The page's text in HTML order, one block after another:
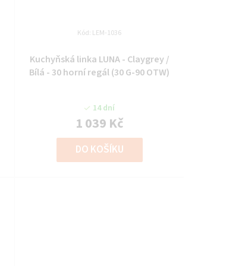
Kuchyňská linka LUNA - Claygrey /
Bílá - 30 horní regál (30 G-90 OTW)
14 dní
1 039 Kč
DO KOŠÍKU
Kód: LEM-1036